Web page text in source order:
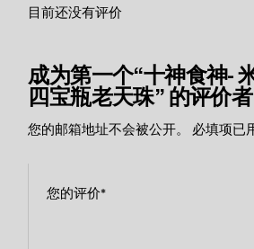
目前还没有评价
成为第一个“十神食神-
四宝瓶老天珠” 的评价者
您的邮箱地址不会被公开。 必填项已